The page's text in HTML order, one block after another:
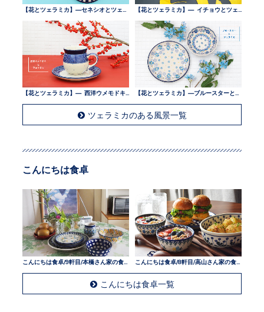
ツェラミカのある風景一覧
こんにちは食卓
こんにちは食卓/9軒目/本橋さん家の食卓
こんにちは食卓一覧